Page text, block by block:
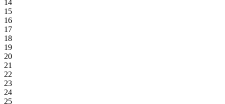
14
15
16
17
18
19
20
21
22
23
24
25